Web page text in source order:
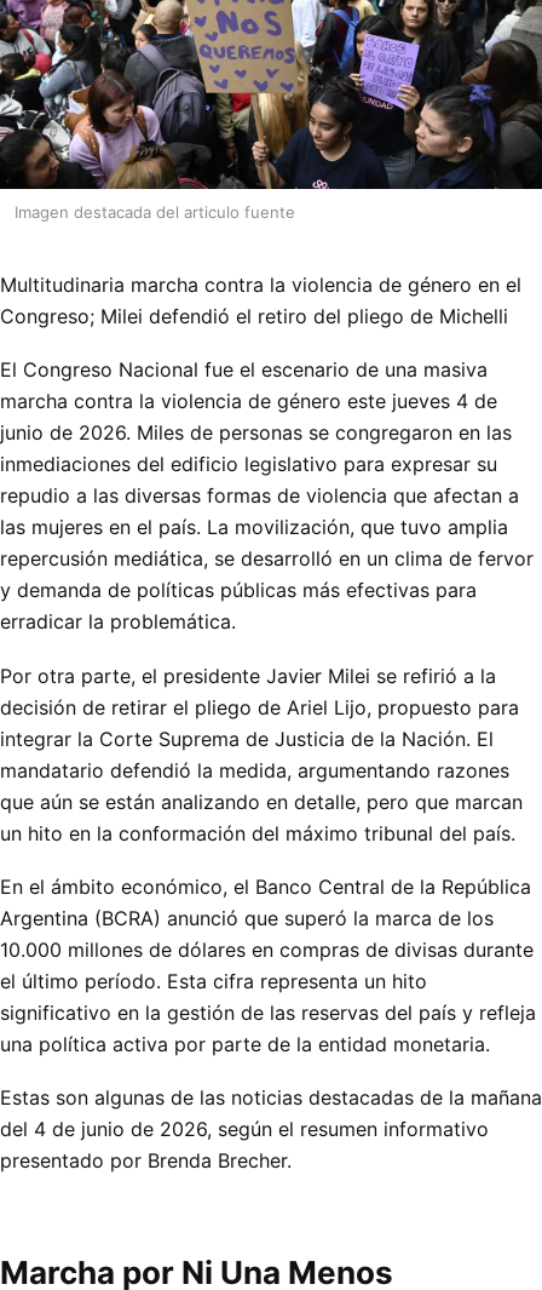
Imagen destacada del articulo fuente
Multitudinaria marcha contra la violencia de género en el
Congreso; Milei defendió el retiro del pliego de Michelli
El Congreso Nacional fue el escenario de una masiva
marcha contra la violencia de género este jueves 4 de
junio de 2026. Miles de personas se congregaron en las
inmediaciones del edificio legislativo para expresar su
repudio a las diversas formas de violencia que afectan a
las mujeres en el país. La movilización, que tuvo amplia
repercusión mediática, se desarrolló en un clima de fervor
y demanda de políticas públicas más efectivas para
erradicar la problemática.
Por otra parte, el presidente Javier Milei se refirió a la
decisión de retirar el pliego de Ariel Lijo, propuesto para
integrar la Corte Suprema de Justicia de la Nación. El
mandatario defendió la medida, argumentando razones
que aún se están analizando en detalle, pero que marcan
un hito en la conformación del máximo tribunal del país.
En el ámbito económico, el Banco Central de la República
Argentina (BCRA) anunció que superó la marca de los
10.000 millones de dólares en compras de divisas durante
el último período. Esta cifra representa un hito
significativo en la gestión de las reservas del país y refleja
una política activa por parte de la entidad monetaria.
Estas son algunas de las noticias destacadas de la mañana
del 4 de junio de 2026, según el resumen informativo
presentado por Brenda Brecher.
Marcha por Ni Una Menos